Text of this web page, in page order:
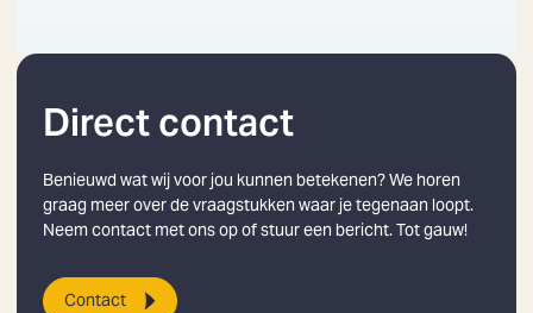
Direct contact
Benieuwd wat wij voor jou kunnen betekenen? We horen
graag meer over de vraagstukken waar je tegenaan loopt.
Neem contact met ons op of stuur een bericht. Tot gauw!
Contact